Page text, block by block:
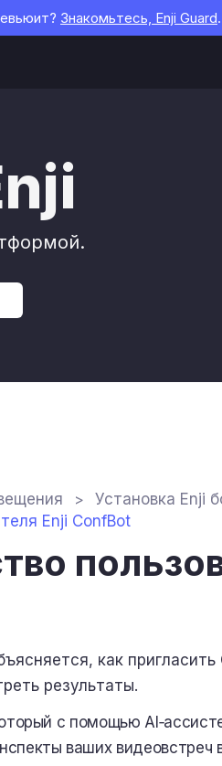
Знакомьтесь, Enji Guard.
Установка Enji
Enji ConfBot
как
результаты.
с помощью
ваших видеовстреч